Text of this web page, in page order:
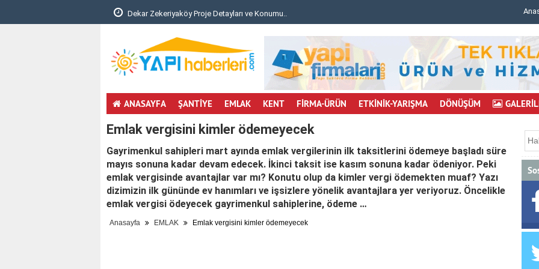
Dekar Zekeriyaköy Proje Detayları ve Konumu..
ANASAYFA ŞANTİYE EMLAK KENT FİRMA-ÜRÜN ETKİNİK-YARIŞMA DÖNÜŞÜM
Emlak vergisini kimler ödemeyecek
Gayrimenkul sahipleri mart ayında emlak vergilerinin ilk taksitlerini ödemeye başladı süre
mayıs sonuna kadar devam edecek. İkinci taksit ise kasım sonuna kadar ödeniyor. Peki
emlak vergisinde avantajlar var mı? Konutu olup da kimler vergi ödemekten muaf? Yazı
dizimizin ilk gününde ev hanımları ve işsizlere yönelik avantajlara yer veriyoruz. Öncelikle
emlak vergisi ödeyecek gayrimenkul sahiplerine, ödeme …
Anasayfa EMLAK Emlak vergisini kimler ödemeyecek